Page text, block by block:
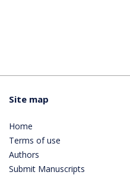
Site map
Home
Terms of use
Authors
Submit Manuscripts